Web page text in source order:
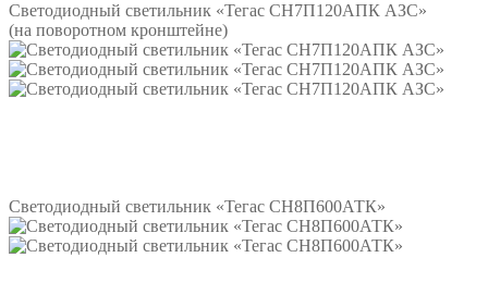
Светодиодный светильник «Тегас СН7П120АПК АЗС»
(на поворотном кронштейне)
Светодиодный светильник «Тегас СН8П600АТК»